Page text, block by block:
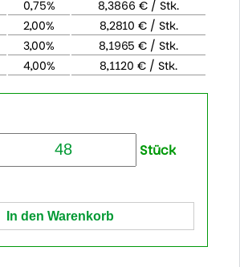
0,75%
8,3866 € / Stk.
2,00%
8,2810 € / Stk.
3,00%
8,1965 € / Stk.
4,00% 8,1120 € / Stk.
Stück